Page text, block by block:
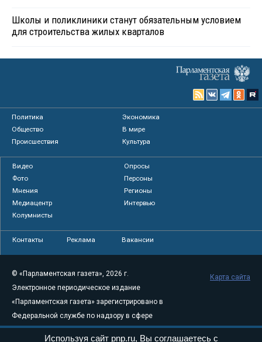
Школы и поликлиники станут обязательным условием
для строительства жилых кварталов
Политика
Экономика
Общество
В мире
Происшествия
Культура
Видео
Опросы
Фото
Персоны
Мнения
Регионы
Медиацентр
Интервью
Колумнисты
Контакты Реклама Вакансии
© «Парламентская газета», 2026 г.
Электронное периодическое издание
«Парламентская газета» зарегистрировано в
Федеральной службе по надзору в сфере
связи, информационных технологий и
Карта сайта
Используя сайт pnp.ru, Вы соглашаетесь с